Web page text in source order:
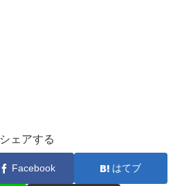
シェアする
Facebook はてブ